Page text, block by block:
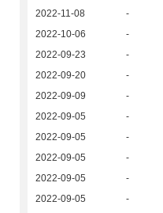
2022-11-08
-
2022-10-06
-
2022-09-23
-
2022-09-20
-
2022-09-09
-
2022-09-05
-
2022-09-05
-
2022-09-05
-
2022-09-05
-
2022-09-05
-